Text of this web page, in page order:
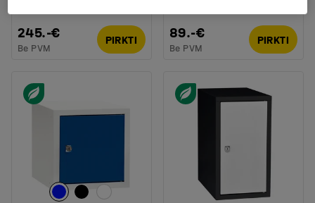
245.-€
Be PVM
PIRKTI 89.-€
Be PVM
PIRKTI